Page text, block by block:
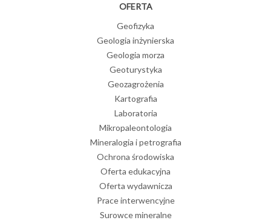
OFERTA
Geofizyka
Geologia inżynierska
Geologia morza
Geoturystyka
Geozagrożenia
Kartografia
Laboratoria
Mikropaleontologia
Mineralogia i petrografia
Ochrona środowiska
Oferta edukacyjna
Oferta wydawnicza
Prace interwencyjne
Surowce mineralne